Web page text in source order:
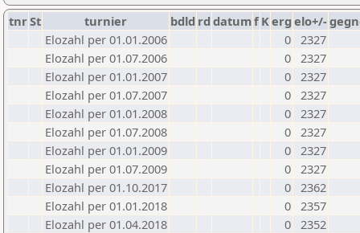
tnrSt turnier bdld rd datumf Kerg elo+/-
Elozahl per 01.01.2006
0 2327
Elozahl per 01.07.2006
0 2327
Elozahl per 01.01.2007
0 2327
Elozahl per 01.07.2007
0 2327
Elozahl per 01.01.2008
0 2327
Elozahl per 01.07.2008
0 2327
Elozahl per 01.01.2009
0 2327
Elozahl per 01.07.2009
0 2327
Elozahl per 01.10.2017
0 2362
Elozahl per 01.01.2018
0 2357
Elozahl per 01.04.2018
0 2352